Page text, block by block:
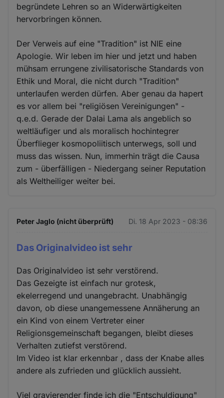
begründete Lehren so an Widerwärtigkeiten
hervorbringen können.
Der Verweis auf eine "Tradition" ist NIE eine
Apologie. Wir leben im hier und jetzt und haben
mühsam errungene zivilisatorische Standards von
Ethik und Moral, die nicht durch "Tradition"
unterlaufen werden dürfen. Aber genau da hapert
es vor allem bei "religiösen Vereinigungen" -
q.e.d. Gerade der Dalai Lama als angeblich so
weltläufiger und als moralisch hochintegrer
Überflieger kosmopoliitisch unterwegs, soll und
muss das wissen. Nun, immerhin trägt die Causa
zum - überfälligen - Niedergang seiner Reputation
als Weltheiliger weiter bei.
Peter Jaglo (nicht überprüft) Di. 18 Apr 2023 - 08:36
Das Originalvideo ist sehr
Das Originalvideo ist sehr verstörend.
Das Gezeigte ist einfach nur grotesk,
ekelerregend und unangebracht. Unabhängig
davon, ob diese unangemessene Annäherung an
ein Kind von einem Vertreter einer
Religionsgemeinschaft begangen, bleibt dieses
Verhalten zutiefst verstörend.
Im Video ist klar erkennbar , dass der Knabe alles
andere als zufrieden und glücklich aussieht.
Viel gravierender finde ich die "Entschuldigung"